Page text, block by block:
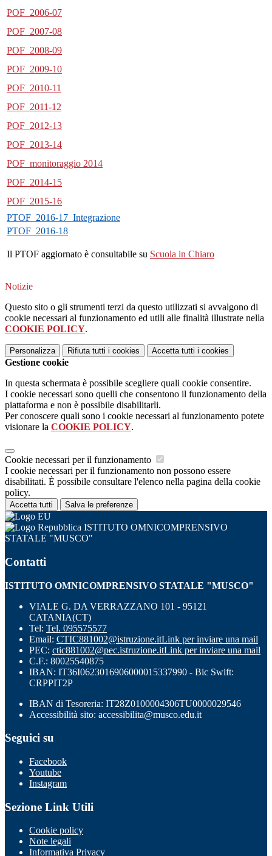
POF_2006-07
POF_2007-08
POF_2008-09
POF_2009-10
POF_2010-11
POF_2011-12
POF_2012-13
POF_2013-14
POF_monitoraggio 2014
POF_2014-15
POF_2015-16
PTOF_2016-17_Integrazione
PTOF_2016-18
Il PTOF aggiornato è consultabile su Scuola in Chiaro
Notizie
Questo sito o gli strumenti terzi da questo utilizzati si avvalgono di
cookie necessari al funzionamento ed utili alle finalità illustrate nella
COOKIE POLICY.
Personalizza Rifiuta tutti i cookies Accetta tutti i cookies
Gestione cookie
In questa schermata è possibile scegliere quali cookie consentire.
I cookie necessari sono quelli che consentono il funzionamento della
piattaforma e non è possibile disabilitarli.
Per conoscere quali sono i cookie necessari al funzionamento potete
visionare la COOKIE POLICY.
Cookie necessari per il funzionamento
I cookie necessari per il funzionamento non possono essere
disabilitati. È possibile consultare l'elenco nella pagina della cookie
policy.
Accetta tutti Salva le preferenze
ISTITUTO OMNICOMPRENSIVO
STATALE "MUSCO"
Contatti
ISTITUTO OMNICOMPRENSIVO STATALE "MUSCO"
VIALE G. DA VERRAZZANO 101 - 95121
CATANIA(CT)
Tel: Tel. 095575577
Email: CTIC881002@istruzione.itLink per inviare una mail
PEC: ctic881002@pec.istruzione.itLink per inviare una mail
C.F.: 80025540875
IBAN: IT36I0623016906000015337990 - Bic Swift:
CRPPIT2P
IBAN di Tesoreria: IT28Z0100004306TU0000029546
Accessibilità sito: accessibilita@musco.edu.it
Seguici su
Facebook
Youtube
Instagram
Sezione Link Utili
Cookie policy
Note legali
Informativa Privacy